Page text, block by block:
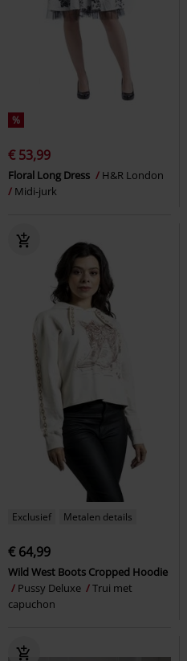
%
€ 53,99
Floral Long Dress
H&R London
Midi-jurk
Exclusief Metalen details
€ 64,99
Wild West Boots Cropped Hoodie
Pussy Deluxe
Trui met
capuchon